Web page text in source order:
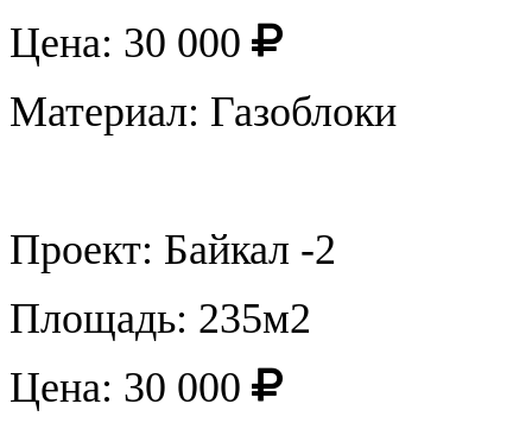
Цена: 30 000
Материал: Газоблоки
Проект: Байкал -2
Площадь: 235м2
Цена: 30 000